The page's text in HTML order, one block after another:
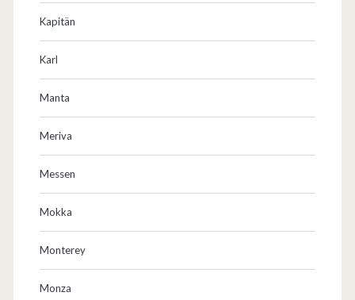
Kapitän
Karl
Manta
Meriva
Messen
Mokka
Monterey
Monza